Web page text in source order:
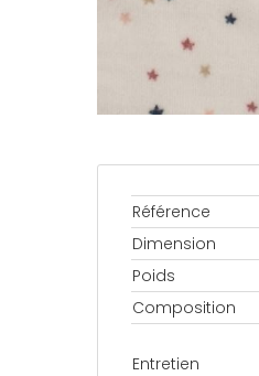
Référence
Dimension
Poids
Composition
Entretien